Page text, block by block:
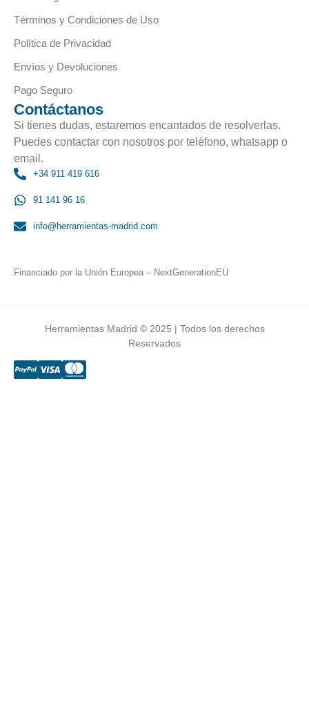
Términos y Condiciones de Uso
Política de Privacidad
Envíos y Devoluciones
Pago Seguro
Contáctanos
Si tienes dudas, estaremos encantados de resolverlas.
Puedes contactar con nosotros por teléfono, whatsapp o
email.
+34 911 419 616
91 141 96 16
info@herramientas-madrid.com
Financiado por la Unión Europea – NextGenerationEU
Herramientas Madrid © 2025 | Todos los derechos
Reservados